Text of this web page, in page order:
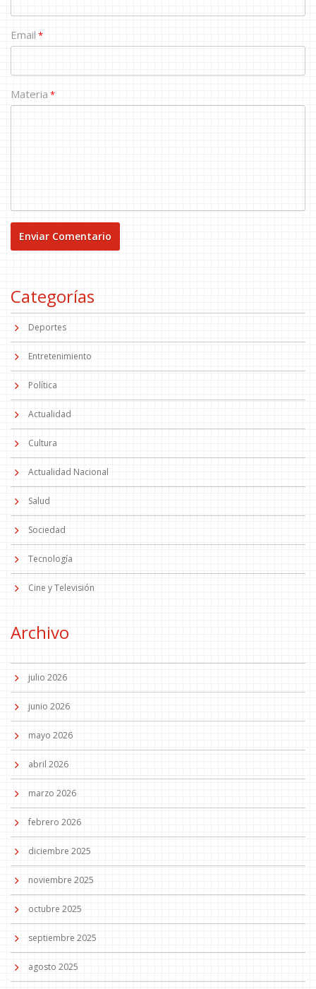
Email *
Materia *
Categorías
Deportes
Entretenimiento
Política
Actualidad
Cultura
Actualidad Nacional
Salud
Sociedad
Tecnología
Cine y Televisión
Archivo
julio 2026
junio 2026
mayo 2026
abril 2026
marzo 2026
febrero 2026
diciembre 2025
noviembre 2025
octubre 2025
septiembre 2025
agosto 2025